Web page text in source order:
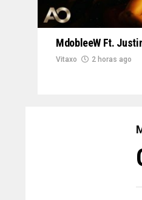
MdobleeW Ft.
Vitaxo 2 horas ago